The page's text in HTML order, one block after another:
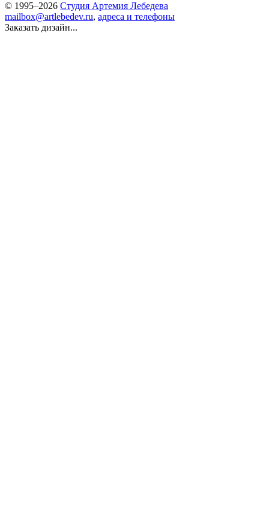
© 1995–2026 Студия Артемия Лебедева
mailbox@artlebedev.ru, адреса и телефоны
Заказать дизайн...